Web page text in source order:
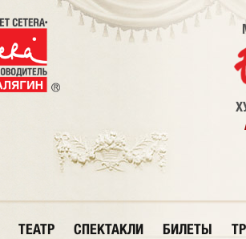
ТЕАТР СПЕКТАКЛИ БИЛЕТЫ